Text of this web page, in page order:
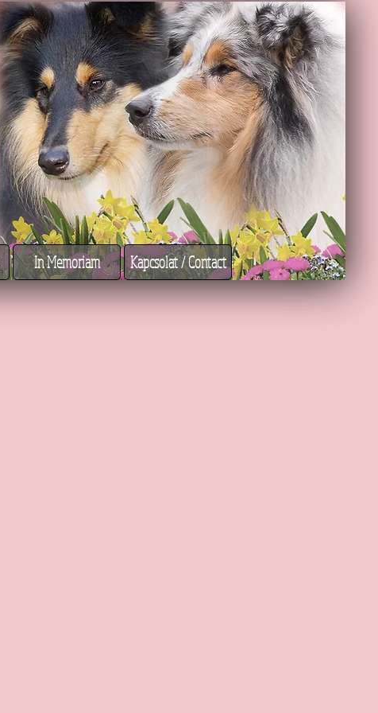
In Memoriam Kapcsolat / Contact